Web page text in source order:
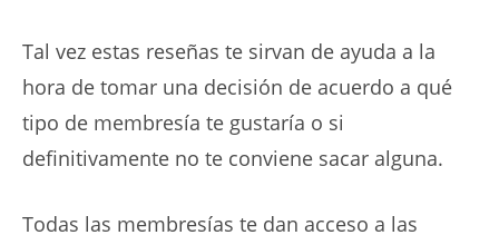
Tal vez estas reseñas te sirvan de ayuda a la
hora de tomar una decisión de acuerdo a qué
tipo de membresía te gustaría o si
definitivamente no te conviene sacar alguna.
Todas las membresías te dan acceso a las